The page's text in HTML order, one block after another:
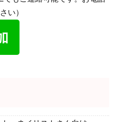
い）